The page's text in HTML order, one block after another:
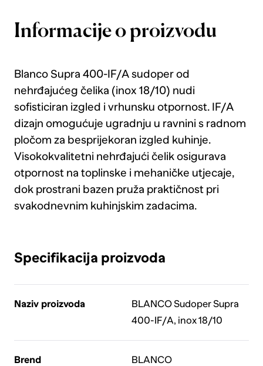
Informacije o proizvodu
Blanco Supra 400-IF/A sudoper od
nehrđajućeg čelika (inox 18/10) nudi
sofisticiran izgled i vrhunsku otpornost. IF/A
dizajn omogućuje ugradnju u ravnini s radnom
pločom za besprijekoran izgled kuhinje.
Visokokvalitetni nehrđajući čelik osigurava
otpornost na toplinske i mehaničke utjecaje,
dok prostrani bazen pruža praktičnost pri
svakodnevnim kuhinjskim zadacima.
Specifikacija proizvoda
Naziv proizvoda
BLANCO Sudoper Supra
400-IF/A, inox 18/10
Brend BLANCO